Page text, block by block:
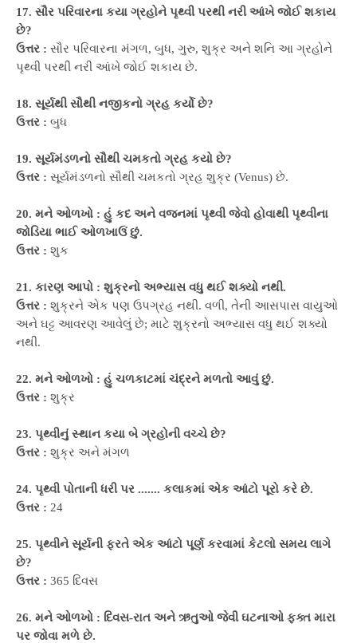
17. સૌર પરિવારના કયા ગ્રહોને પૃથ્વી પરથી નરી આંખે જોઈ શકાય
છે?
ઉત્તર : સૌર પરિવારના મંગળ, બુધ, ગુરુ, શુક્ર અને શનિ આ ગ્રહોને
પૃથ્વી પરથી નરી આંખે જોઈ શકાય છે.
18. સૂર્યથી સૌથી નજીકનો ગ્રહ કર્યો છે?
ઉત્તર : બુધ
19. સૂર્યમંડળનો સૌથી ચમકતો ગ્રહ કયો છે?
ઉત્તર : સૂર્યમંડળનો સૌથી ચમકતો ગ્રહ શુક્ર (Venus) છે.
20. મને ઓળખો : હું કદ અને વજનમાં પૃથ્વી જેવો હોવાથી પૃથ્વીના
જોડિયા ભાઈ ઓળખાઉં છું.
ઉત્તર : શુક
21. કારણ આપો : શુક્રનો અભ્યાસ વધુ થઈ શક્યો નથી.
ઉત્તર : શુક્રને એક પણ ઉપગ્રહ નથી. વળી, તેની આસપાસ વાયુઓ
અને ઘટ્ટ આવરણ આવેલું છે; માટે શુક્રનો અભ્યાસ વધુ થઈ શક્યો
નથી.
22. મને ઓળખો : હું ચળકાટમાં ચંદ્રને મળતો આવું છું.
ઉત્તર : શુક્ર
23. પૃથ્વીનું સ્થાન કયા બે ગ્રહોની વચ્ચે છે?
ઉત્તર : શુક્ર અને મંગળ
24. પૃથ્વી પોતાની ધરી પર ....... કલાકમાં એક આંટો પૂરો કરે છે.
ઉત્તર : 24
25. પૃથ્વીને સૂર્યની ફરતે એક આંટો પૂર્ણ કરવામાં કેટલો સમય લાગે
છે?
ઉત્તર : 365 દિવસ
26. મને ઓળખો : દિવસ-રાત અને ઋતુઓ જેવી ઘટનાઓ ફક્ત મારા
પર જોવા મળે છે.